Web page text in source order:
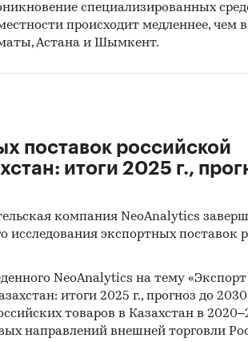
специализированных
происходит медленнее, чем в
Астана и Шымкент.
поставок российской
итоги 2025 г.,
компания NeoAnalytics
исследования экспортных поставок
NeoAnalytics на тему «Экспорт
итоги 2025 г., прогноз до 2030
товаров в Казахстан в
направлений внешней торговли